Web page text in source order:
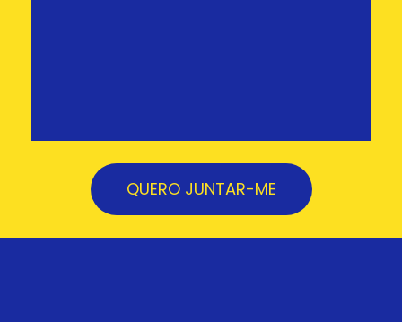
QUERO JUNTAR-ME